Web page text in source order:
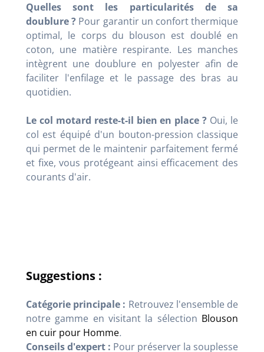
Quelles sont les particularités de sa
doublure ? Pour garantir un confort thermique
optimal, le corps du blouson est doublé en
coton, une matière respirante. Les manches
intègrent une doublure en polyester afin de
faciliter l'enfilage et le passage des bras au
quotidien.
Le col motard reste-t-il bien en place ? Oui, le
col est équipé d'un bouton-pression classique
qui permet de le maintenir parfaitement fermé
et fixe, vous protégeant ainsi efficacement des
courants d'air.
Suggestions :
Catégorie principale : Retrouvez l'ensemble de
notre gamme en visitant la sélection Blouson
en cuir pour Homme.
Conseils d'expert : Pour préserver la souplesse